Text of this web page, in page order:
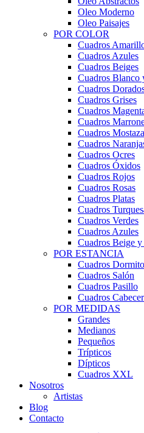
Oleo Moderno
Oleo Paisajes
POR COLOR
Cuadros
Cuadros Azules
Cuadros Beiges
Cuadros Blanco
Cuadros
Cuadros Grises
Cuadros
Cuadros
Cuadros
Cuadros
Cuadros Ocres
Cuadros Óxidos
Cuadros Rojos
Cuadros Rosas
Cuadros Platas
Cuadros
Cuadros Verdes
Cuadros Azules
Cuadros Beige y
POR ESTANCIA
Cuadros
Cuadros Salón
Cuadros Pasillo
Cuadros
POR MEDIDAS
Grandes
Medianos
Pequeños
Trípticos
Dípticos
Cuadros XXL
Nosotros
Artistas
Blog
Contacto